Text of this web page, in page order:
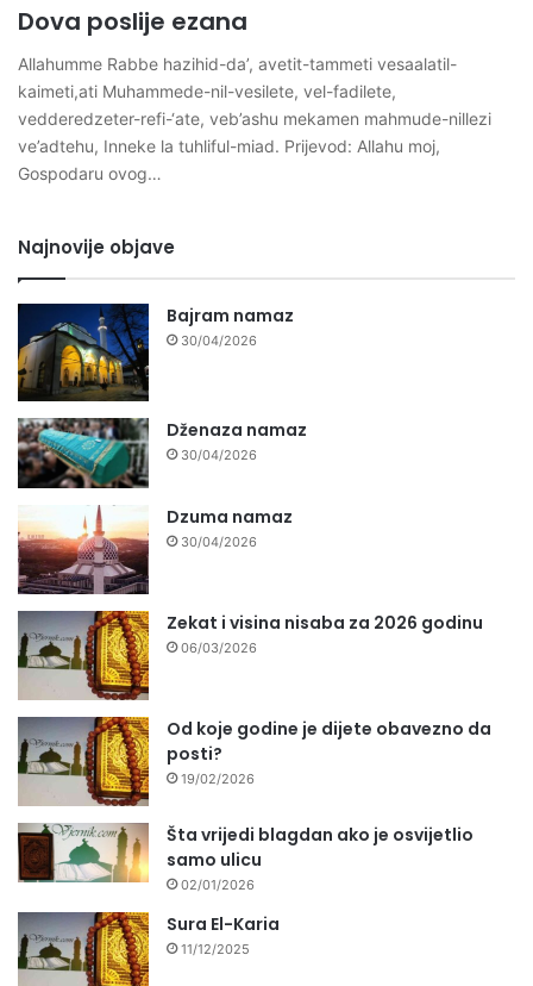
Dova poslije ezana
Allahumme Rabbe hazihid-da’, avetit-tammeti vesaalatil-
kaimeti,ati Muhammede-nil-vesilete, vel-fadilete,
vedderedzeter-refi-‘ate, veb’ashu mekamen mahmude-nillezi
ve’adtehu, Inneke la tuhliful-miad. Prijevod: Allahu moj,
Gospodaru ovog…
Najnovije objave
Bajram namaz
30/04/2026
Dženaza namaz
30/04/2026
Dzuma namaz
30/04/2026
Zekat i visina nisaba za 2026 godinu
06/03/2026
Od koje godine je dijete obavezno da
posti?
19/02/2026
Šta vrijedi blagdan ako je osvijetlio
samo ulicu
02/01/2026
Sura El-Karia
11/12/2025